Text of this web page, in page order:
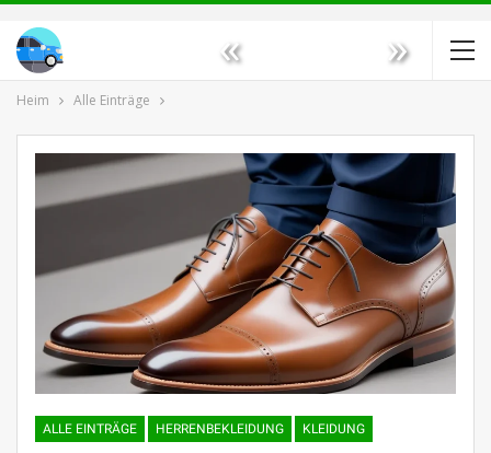
« »
Heim Alle Einträge
ALLE EINTRÄGE HERRENBEKLEIDUNG KLEIDUNG